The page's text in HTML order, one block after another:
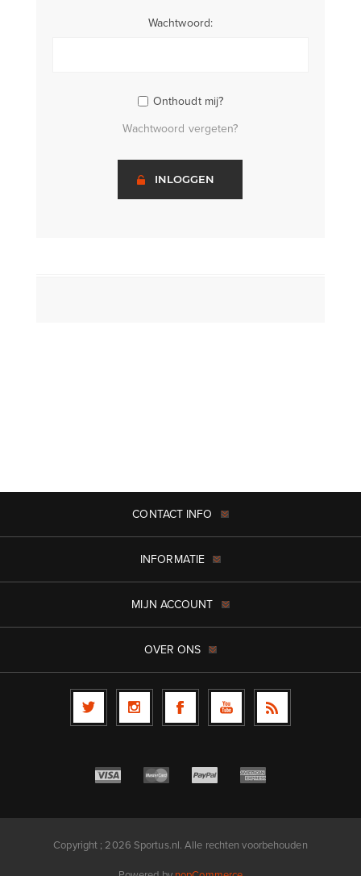
Wachtwoord:
Onthoudt mij?
Wachtwoord vergeten?
INLOGGEN
CONTACT INFO
INFORMATIE
MIJN ACCOUNT
OVER ONS
Copyright ; 2026 Sportus.nl. Alle rechten voorbehouden